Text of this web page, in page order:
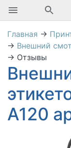
Главная →
→ Внешний
→ Отзывы
A120